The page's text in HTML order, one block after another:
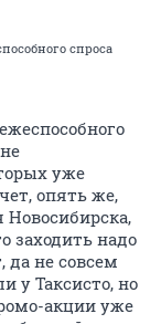
спроса
уже
опять же,
Новосибирска,
заходить надо
да не совсем
у Таксисто, но
акции уже